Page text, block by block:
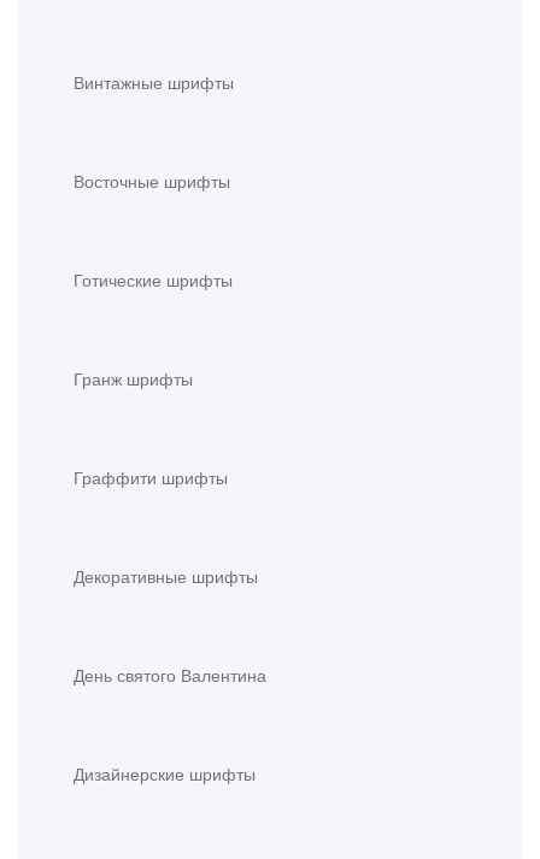
Винтажные шрифты
Восточные шрифты
Готические шрифты
Гранж шрифты
Граффити шрифты
Декоративные шрифты
День святого Валентина
Дизайнерские шрифты